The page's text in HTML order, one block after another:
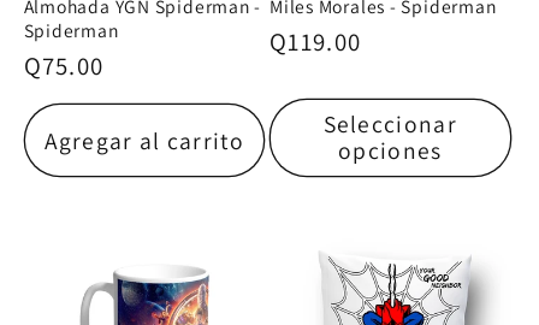
Almohada YGN Spiderman -
Spiderman
Precio
habitual
Q75.00
Agregar al carrito
Miles Morales - Spiderman
Precio
Q119.00
Seleccionar
opciones